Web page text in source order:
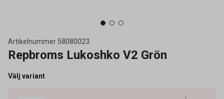
Artikelnummer 58080023
Repbroms Lukoshko V2 Grön
Välj variant